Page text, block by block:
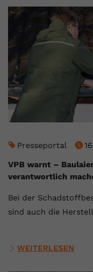
Presseportal
VPB warnt –
verantwortlich
Bei der
sind auch die
WEITERLESEN